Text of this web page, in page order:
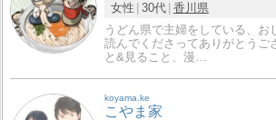
女性 30代 香川県
うどん県で主婦をしている、お
読んでくださってありがとうご
と&見ること、漫…
koyama.ke
こやま家